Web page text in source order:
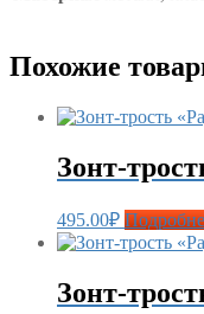
Похожие
Зонт-
495.00₽
Зонт-